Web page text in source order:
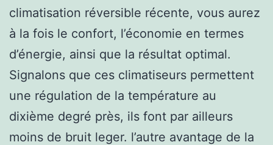
climatisation réversible récente, vous aurez
à la fois le confort, l’économie en termes
d’énergie, ainsi que la résultat optimal.
Signalons que ces climatiseurs permettent
une régulation de la température au
dixième degré près, ils font par ailleurs
moins de bruit leger. l’autre avantage de la